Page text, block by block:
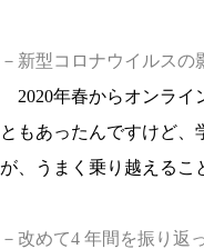
－新型コロナウイルスの
2020年春からオンライ
ともあったんですけど
が、うまく乗り越えるこ
－改めて4 年間を振り返